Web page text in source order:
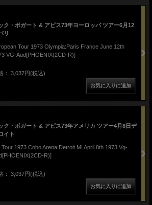
ク・ボガート & アピス73年ヨーロッパ ツアー6月12
リ
Tour 1973 Olympia:Paris France June 12th
VG-Aud[PHOENIX(2CD-R)]
： 3,037円(税込)
ク・ボガート & アピス73年アメリカ ツアー4月8日デ
イト
Tour 1973 Cobo Arena:Detroit MI April 8th 1973 Vg-
R)]
： 3,037円(税込)